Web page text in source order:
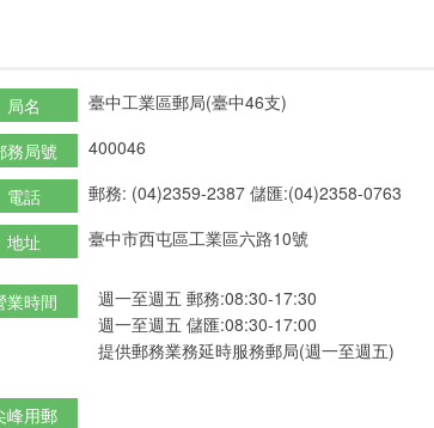
局名 臺中工業區郵局(臺中46支)
務局號 400046
電話 郵務: (04)2359-2387 儲匯:(04)2358-0763
地址 臺中市西屯區工業區六路10號
業時間
週一至週五 郵務:08:30-17:30
週一至週五 儲匯:08:30-17:00
提供郵務業務延時服務郵局(週一至週五)
峰用郵